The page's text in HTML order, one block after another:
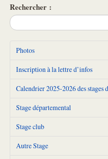
Rechercher :
Photos
Inscription à la lettre d’infos
Calendrier 2025-2026 des stages
Stage départemental
Stage club
Autre Stage